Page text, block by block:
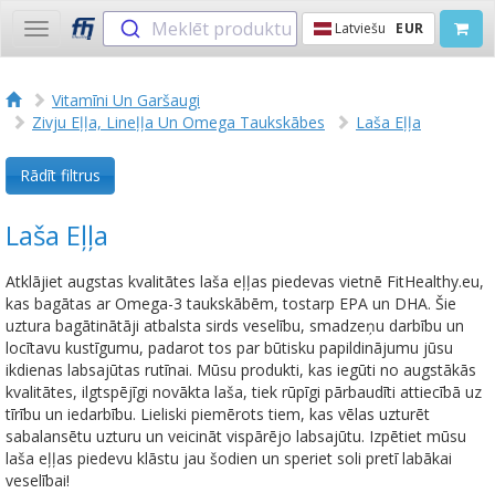
Toggle
navigation
Meklēt produktu Latviešu EUR
Vitamīni Un Garšaugi
Zivju Eļļa, Lineļļa Un Omega Taukskābes
Laša Eļļa
Rādīt filtrus
Laša Eļļa
Atklājiet augstas kvalitātes laša eļļas piedevas vietnē FitHealthy.eu,
kas bagātas ar Omega-3 taukskābēm, tostarp EPA un DHA. Šie
uztura bagātinātāji atbalsta sirds veselību, smadzeņu darbību un
locītavu kustīgumu, padarot tos par būtisku papildinājumu jūsu
ikdienas labsajūtas rutīnai. Mūsu produkti, kas iegūti no augstākās
kvalitātes, ilgtspējīgi novākta laša, tiek rūpīgi pārbaudīti attiecībā uz
tīrību un iedarbību. Lieliski piemērots tiem, kas vēlas uzturēt
sabalansētu uzturu un veicināt vispārējo labsajūtu. Izpētiet mūsu
laša eļļas piedevu klāstu jau šodien un speriet soli pretī labākai
veselībai!